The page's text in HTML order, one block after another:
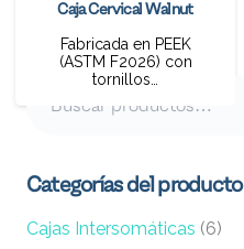
Caja Cervical Walnut
Fabricada en PEEK
(ASTM F2026) con
tornillos…
Categorías del producto
Cajas Intersomáticas (6)